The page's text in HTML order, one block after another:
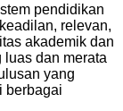
pendidikan
relevan,
akademik dan
luas dan merata
yang
berbagai